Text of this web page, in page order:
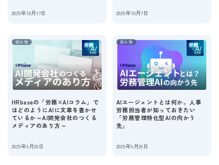
2025年10月17日 2025年10月7日
読み物
HRbaseの「労務×AIコラム」で
はどのようにAIに文章を書かせ
ているか～AI開発会社のつくる
メディアのあり方～
2025年9月29日
読み物
AIエージェントとは何か。人事
労務担当者が知っておきたい
「労務管理特化型AIの向かう
先」
2025年9月26日